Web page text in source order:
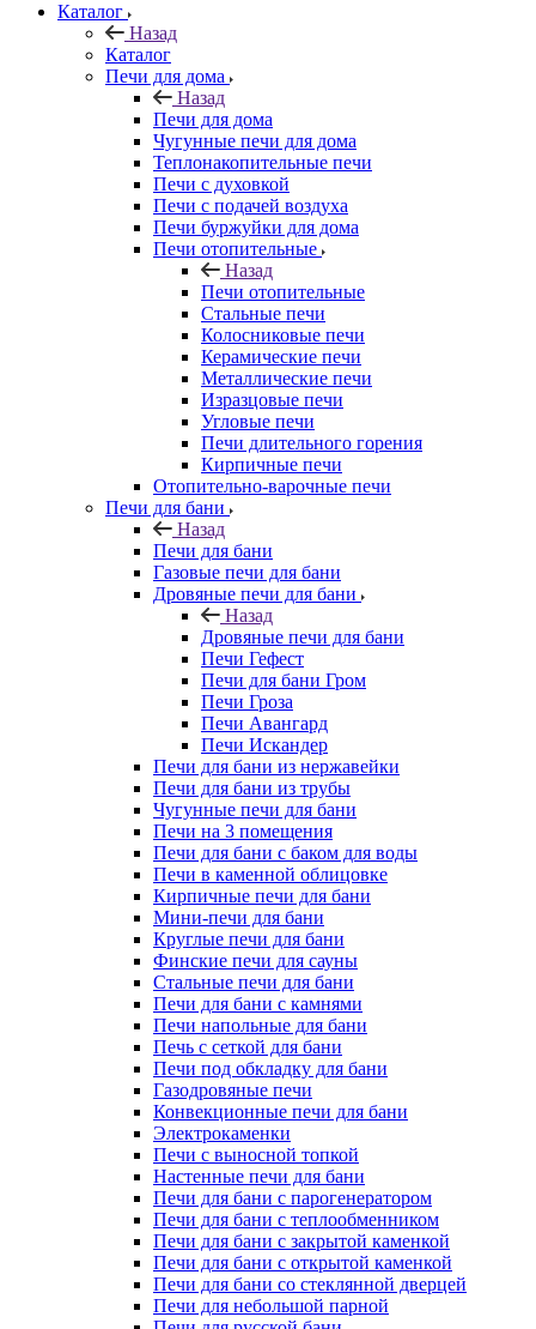
Каталог
Назад
Каталог
Печи для дома
Назад
Печи для дома
Чугунные печи для дома
Теплонакопительные печи
Печи с духовкой
Печи с подачей воздуха
Печи буржуйки для дома
Печи отопительные
Назад
Печи отопительные
Стальные печи
Колосниковые печи
Керамические печи
Металлические печи
Изразцовые печи
Угловые печи
Печи длительного горения
Кирпичные печи
Отопительно-варочные печи
Печи для бани
Назад
Печи для бани
Газовые печи для бани
Дровяные печи для бани
Назад
Дровяные печи для бани
Печи Гефест
Печи для бани Гром
Печи Гроза
Печи Авангард
Печи Искандер
Печи для бани из нержавейки
Печи для бани из трубы
Чугунные печи для бани
Печи на 3 помещения
Печи для бани с баком для воды
Печи в каменной облицовке
Кирпичные печи для бани
Мини-печи для бани
Круглые печи для бани
Финские печи для сауны
Стальные печи для бани
Печи для бани с камнями
Печи напольные для бани
Печь с сеткой для бани
Печи под обкладку для бани
Газодровяные печи
Конвекционные печи для бани
Электрокаменки
Печи с выносной топкой
Настенные печи для бани
Печи для бани с парогенератором
Печи для бани с теплообменником
Печи для бани с закрытой каменкой
Печи для бани с открытой каменкой
Печи для бани со стеклянной дверцей
Печи для небольшой парной